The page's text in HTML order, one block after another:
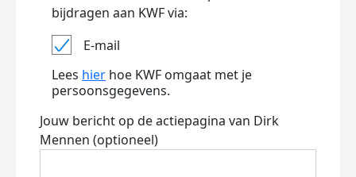
bijdragen aan KWF via:
E-mail
Lees hier hoe KWF omgaat met je
persoonsgegevens.
Jouw bericht op de actiepagina van Dirk
Mennen (optioneel)